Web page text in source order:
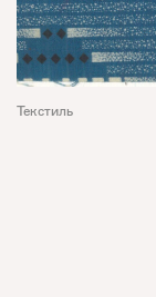
Текстиль